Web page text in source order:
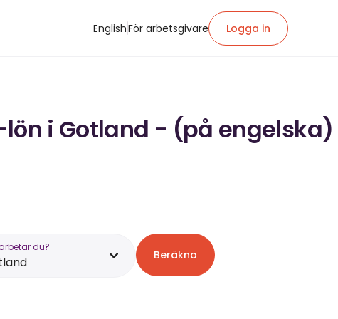
EnglishFör arbetsgivare Logga in
i Gotland - (på engelska)
du?
Beräkna